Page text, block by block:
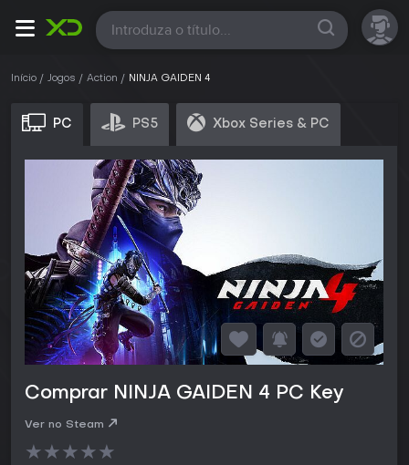
Todas
Início Jogos Action NINJA GAIDEN 4
PC PS5 Xbox Series & PC
Comprar NINJA GAIDEN 4 PC Key
Ver no Steam
★★★★★